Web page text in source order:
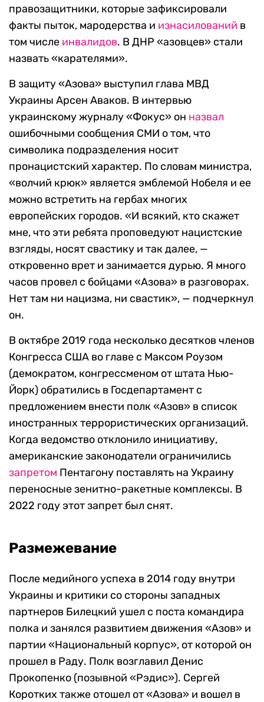
правозащитники, которые зафиксировали
факты пыток, мародерства и изнасилований в
том числе инвалидов. В ДНР «азовцев» стали
назвать «карателями».
В защиту «Азова» выступил глава МВД
Украины Арсен Аваков. В интервью
украинскому журналу «Фокус» он назвал
ошибочными сообщения СМИ о том, что
символика подразделения носит
пронацистский характер. По словам министра,
«волчий крюк» является эмблемой Нобеля и ее
можно встретить на гербах многих
европейских городов. «И всякий, кто скажет
мне, что эти ребята проповедуют нацистские
взгляды, носят свастику и так далее, —
откровенно врет и занимается дурью. Я много
часов провел с бойцами «Азова» в разговорах.
Нет там ни нацизма, ни свастик», — подчеркнул
он.
В октябре 2019 года несколько десятков членов
Конгресса США во главе с Максом Роузом
(демократом, конгрессменом от штата Нью-
Йорк) обратились в Госдепартамент с
предложением внести полк «Азов» в список
иностранных террористических организаций.
Когда ведомство отклонило инициативу,
американские законодатели ограничились
запретом Пентагону поставлять на Украину
переносные зенитно-ракетные комплексы. В
2022 году этот запрет был снят.
Размежевание
После медийного успеха в 2014 году внутри
Украины и критики со стороны западных
партнеров Билецкий ушел с поста командира
полка и занялся развитием движения «Азов» и
партии «Национальный корпус», от которой он
прошел в Раду. Полк возглавил Денис
Прокопенко (позывной «Рэдис»). Сергей
Коротких также отошел от «Азова» и вошел в